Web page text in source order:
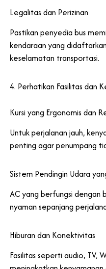
Legalitas dan Perizinan
Pastikan penyedia bus
kendaraan yang
keselamatan transportasi.
4. Perhatikan Fasilitas dan
Kursi yang Ergonomis dan
Untuk perjalanan jauh,
penting agar penumpang
Sistem Pendingin Udara
AC yang berfungsi dengan
nyaman sepanjang
Hiburan dan Konektivitas
Fasilitas seperti audio, TV,